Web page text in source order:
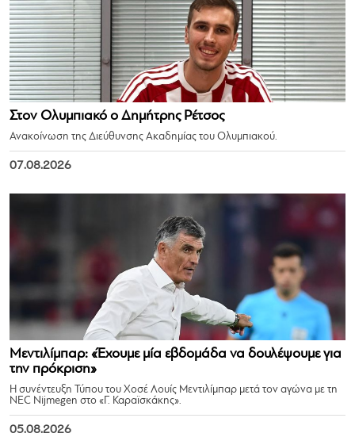
Στον Ολυμπιακό ο Δημήτρης Ρέτσος
Ανακοίνωση της Διεύθυνσης Ακαδημίας του Ολυμπιακού.
07.08.2026
Μεντιλίμπαρ: «Έχουμε μία εβδομάδα να δουλέψουμε για
την πρόκριση»
Η συνέντευξη Τύπου του Χοσέ Λουίς Μεντιλίμπαρ μετά τον αγώνα με τη
NEC Nijmegen στο «Γ. Καραϊσκάκης».
05.08.2026